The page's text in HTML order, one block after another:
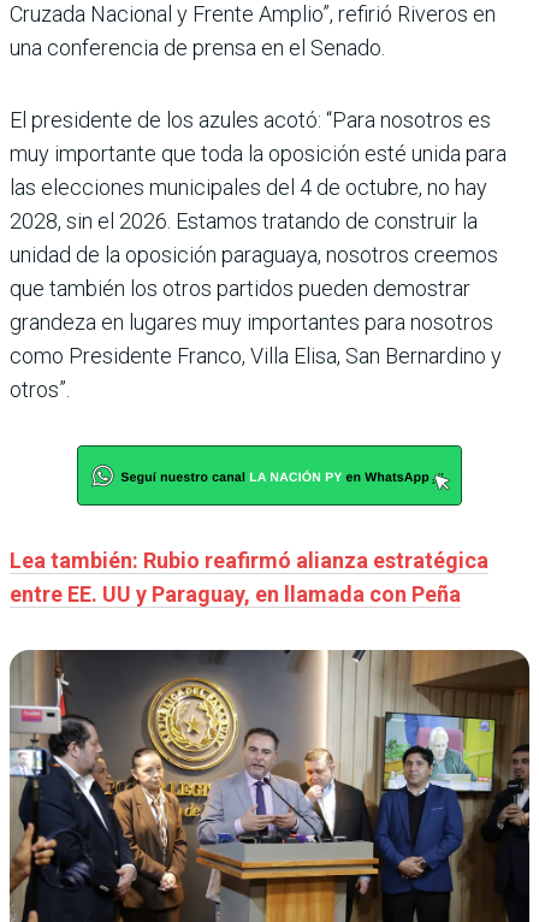
Cruzada Nacional y Frente Amplio”, refirió Riveros en
una conferencia de prensa en el Senado.
El presidente de los azules acotó: “Para nosotros es
muy importante que toda la oposición esté unida para
las elecciones municipales del 4 de octubre, no hay
2028, sin el 2026. Estamos tratando de construir la
unidad de la oposición paraguaya, nosotros creemos
que también los otros partidos pueden demostrar
grandeza en lugares muy importantes para nosotros
como Presidente Franco, Villa Elisa, San Bernardino y
otros”.
Lea también: Rubio reafirmó alianza estratégica
entre EE. UU y Paraguay, en llamada con Peña